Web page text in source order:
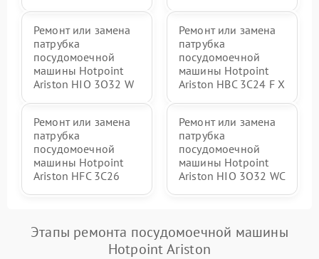
Ремонт или замена
патрубка
посудомоечной
машины Hotpoint
Ariston HIO 3O32 W
Ремонт или замена
патрубка
посудомоечной
машины Hotpoint
Ariston HBC 3C24 F X
Ремонт или замена
патрубка
посудомоечной
машины Hotpoint
Ariston HFC 3C26
Ремонт или замена
патрубка
посудомоечной
машины Hotpoint
Ariston HIO 3O32 WC
Этапы ремонта посудомоечной машины
Hotpoint Ariston